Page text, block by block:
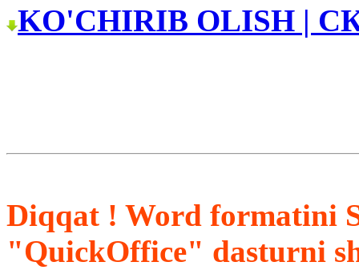
KO'CHIRIB OLISH |
Diqqat ! Word formatini
"QuickOffice" dasturni